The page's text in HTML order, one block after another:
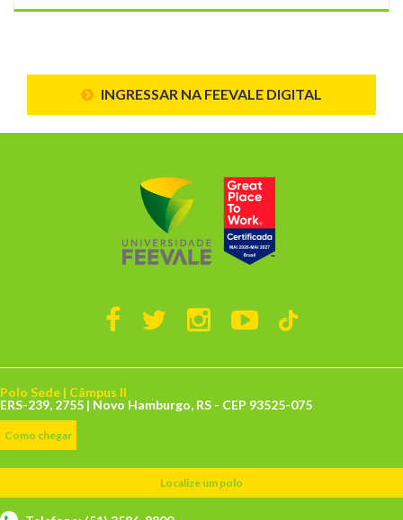
INGRESSAR NA FEEVALE DIGITAL
Polo Sede | Câmpus II
ERS-239, 2755 | Novo Hamburgo, RS - CEP 93525-075
Como chegar
Localize um polo